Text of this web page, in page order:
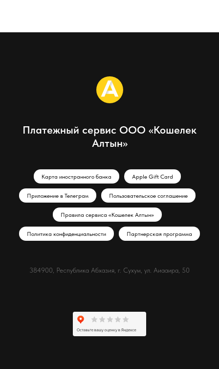
Платежный сервис ООО «Кошелек
Алтын»
Карта иностранного банка Apple Gift Card
Приложение в Телеграм Пользовательское соглашение
Правила сервиса «Кошелек Алтын»
Политика конфиденциальности Партнерская программа
384900, Республика Абхазия, г. Сухум, ул. Аиааира, 50